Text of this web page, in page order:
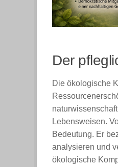
Der
Die ökologische
Lebensweisen.
Bedeutung. Er
analysieren und
ökologische